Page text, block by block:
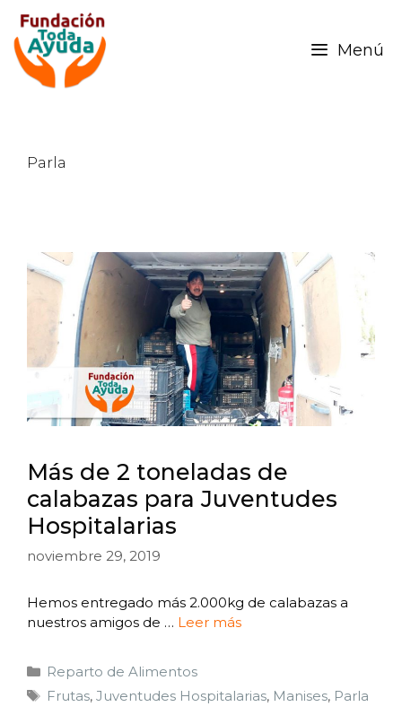
Menú
Parla
Más de 2 toneladas de
calabazas para Juventudes
Hospitalarias
noviembre 29, 2019
Hemos entregado más 2.000kg de calabazas a
nuestros amigos de … Leer más
Reparto de Alimentos
Frutas, Juventudes Hospitalarias, Manises, Parla